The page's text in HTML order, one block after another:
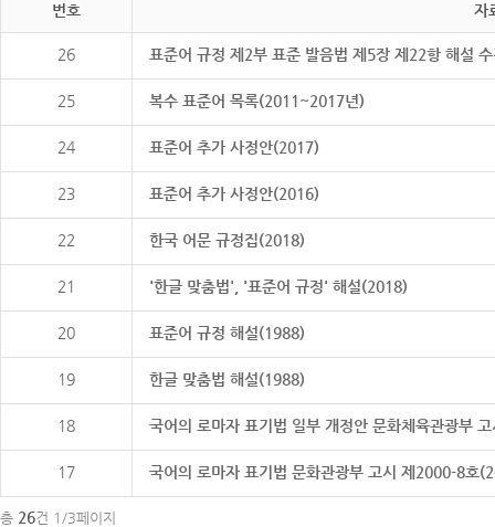
번호 자
26 표준어 규정 제2부 표준 발음법 제5장 제22항 해설
25 복수 표준어 목록(2011~2017년)
24 표준어 추가 사정안(2017)
23 표준어 추가 사정안(2016)
22 한국 어문 규정집(2018)
21 '한글 맞춤법', '표준어 규정' 해설(2018)
20 표준어 규정 해설(1988)
19 한글 맞춤법 해설(1988)
18 국어의 로마자 표기법 일부 개정안 문화체육관광부
17 국어의 로마자 표기법 문화관광부 고시 제2000-8호
총 26건 1/3페이지